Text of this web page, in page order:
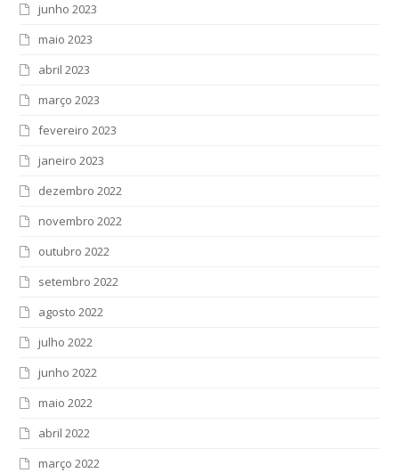
junho 2023
maio 2023
abril 2023
março 2023
fevereiro 2023
janeiro 2023
dezembro 2022
novembro 2022
outubro 2022
setembro 2022
agosto 2022
julho 2022
junho 2022
maio 2022
abril 2022
março 2022